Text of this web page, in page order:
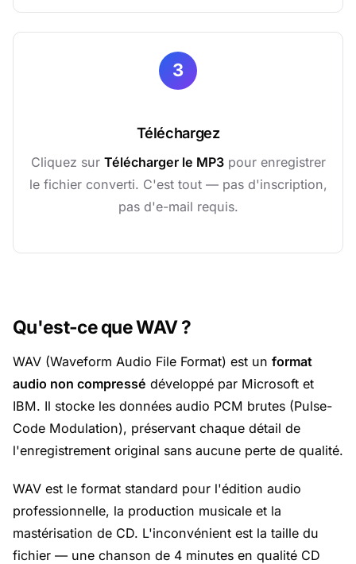
3
Téléchargez
Cliquez sur Télécharger le MP3pour enregistrer
le fichier converti. C'est tout — pas d'inscription,
pas d'e-mail requis.
Qu'est-ce que WAV ?
WAV (Waveform Audio File Format) est un format
audio non compressé développé par Microsoft et
IBM. Il stocke les données audio PCM brutes (Pulse-
Code Modulation), préservant chaque détail de
l'enregistrement original sans aucune perte de qualité.
WAV est le format standard pour l'édition audio
professionnelle, la production musicale et la
mastérisation de CD. L'inconvénient est la taille du
fichier — une chanson de 4 minutes en qualité CD